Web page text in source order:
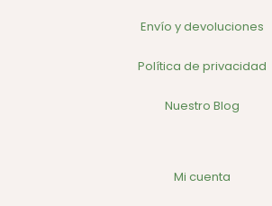
Envío y devoluciones
Política de privacidad
Nuestro Blog
Mi cuenta